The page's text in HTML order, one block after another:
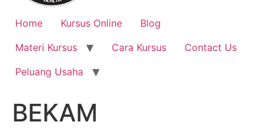
Home Kursus Online
Blog
Materi Kursus
Cara Kursus
Contact Us
Peluang Usaha
BEKAM